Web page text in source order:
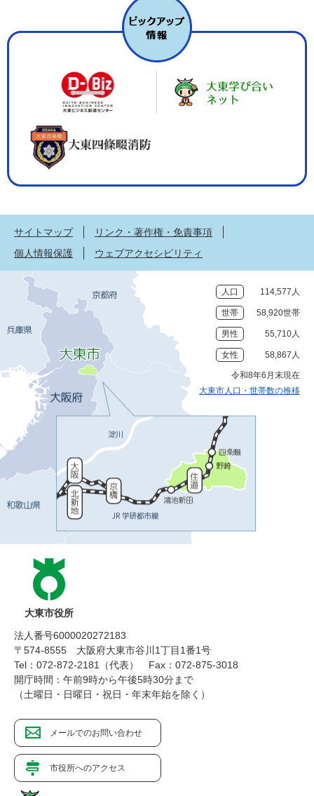
サイトマップ
リンク・著作権・免責事項
個人情報保護
ウェブアクセシビリティ
人口 114,577人
世帯 58,920世帯
男性 55,710人
女性 58,867人
令和8年6月末現在
大東市人口・世帯数の推移
大東市役所
法人番号6000020272183
〒574-8555 大阪府大東市谷川1丁目1番1号
Tel：072-872-2181（代表）
Fax：072-875-3018
開庁時間：午前9時から午後5時30分まで
（土曜日・日曜日・祝日・年末年始を除く）
メールでのお問い合わせ
市役所へのアクセス